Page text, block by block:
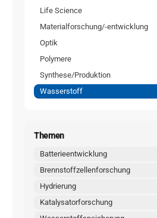
Life Science
Materialforschung/-entwicklung
Optik
Polymere
Synthese/Produktion
Wasserstoff
Themen
Batterieentwicklung
Brennstoffzellenforschung
Hydrierung
Katalysatorforschung